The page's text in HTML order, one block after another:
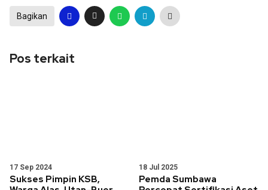
Bagikan
Pos terkait
17 Sep 2024
Sukses Pimpin KSB,
18 Jul 2025
Pemda Sumbawa